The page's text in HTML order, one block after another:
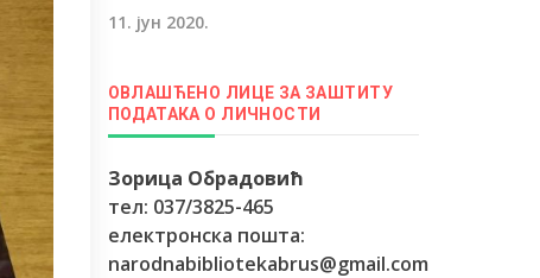
11. јун 2020.
ОВЛАШЋЕНО ЛИЦЕ ЗА ЗАШТИТУ
ПОДАТАКА О ЛИЧНОСТИ
Зорица Обрадовић
тел: 037/3825-465
електронска пошта:
narodnabibliotekabrus@gmail.com